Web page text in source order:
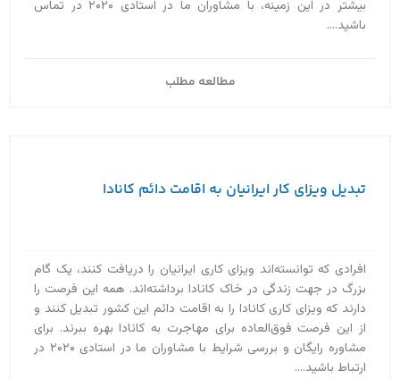
بیشتر در این زمینه، با مشاوران ما در استادی ۲۰۲۰ در تماس
باشید....
مطالعه مطلب
تبدیل ویزای کار ایرانیان به اقامت دائم کانادا
افرادی که توانسته‌اند ویزای کاری ایرانیان را دریافت کنند، یک گام
بزرگ در جهت زندگی در خاک کانادا برداشته‌اند. همه این فرصت را
دارند که ویزای کاری کانادا را به اقامت دائم این کشور تبدیل کنند و
از این فرصت فوق‌العاده برای مهاجرت به کانادا بهره ببرند. برای
مشاوره رایگان و بررسی شرایط با مشاوران ما در استادی ۲۰۲۰ در
ارتباط باشید....